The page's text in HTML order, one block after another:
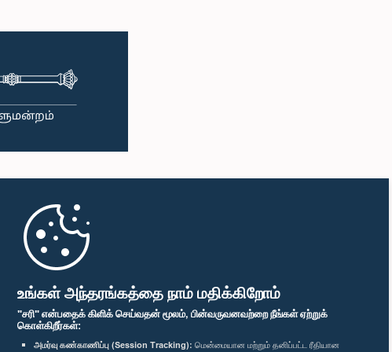
உங்கள் அந்தரங்கத்தை நாம் மதிக்கிறோம்
"சரி" என்பதைக் கிளிக் செய்வதன் மூலம், பின்வருவனவற்றை நீங்கள் ஏற்றுக்
கொள்கிறீர்கள்:
அமர்வு கண்காணிப்பு (Session Tracking): மென்மையான மற்றும் தனிப்பட்ட ரீதியான
கௌரவ (டாக்டர் திருமதி)
அனோமா கமகே, பா.உ.